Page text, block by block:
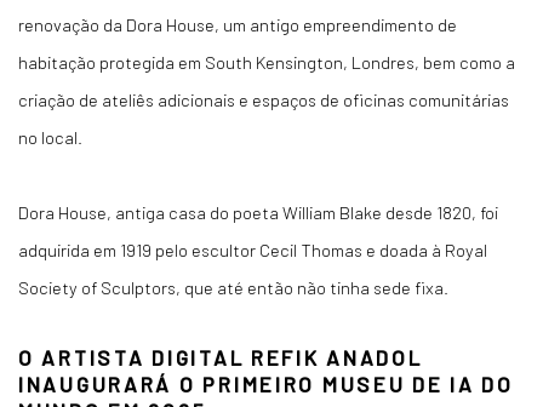
renovação da Dora House, um antigo empreendimento de
habitação protegida em South Kensington, Londres, bem como a
criação de ateliês adicionais e espaços de oficinas comunitárias
no local.
Dora House, antiga casa do poeta William Blake desde 1820, foi
adquirida em 1919 pelo escultor Cecil Thomas e doada à Royal
Society of Sculptors, que até então não tinha sede fixa.
O ARTISTA DIGITAL REFIK ANADOL
INAUGURARÁ O PRIMEIRO MUSEU DE IA DO